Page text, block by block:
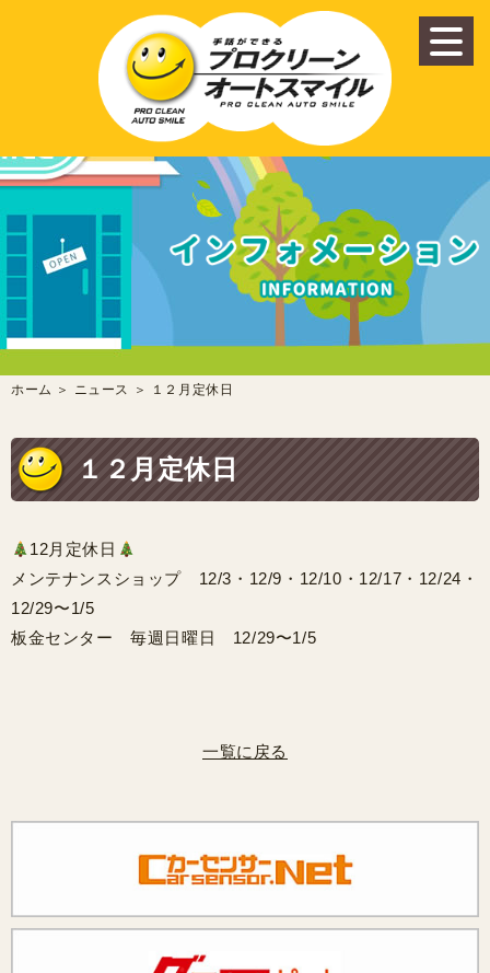
ホーム ＞ ニュース ＞ １２月定休日
１２月定休日
12月定休日
メンテナンスショップ 12/3・12/9・12/10・12/17・12/24・
12/29〜1/5
板金センター 毎週日曜日 12/29〜1/5
一覧に戻る